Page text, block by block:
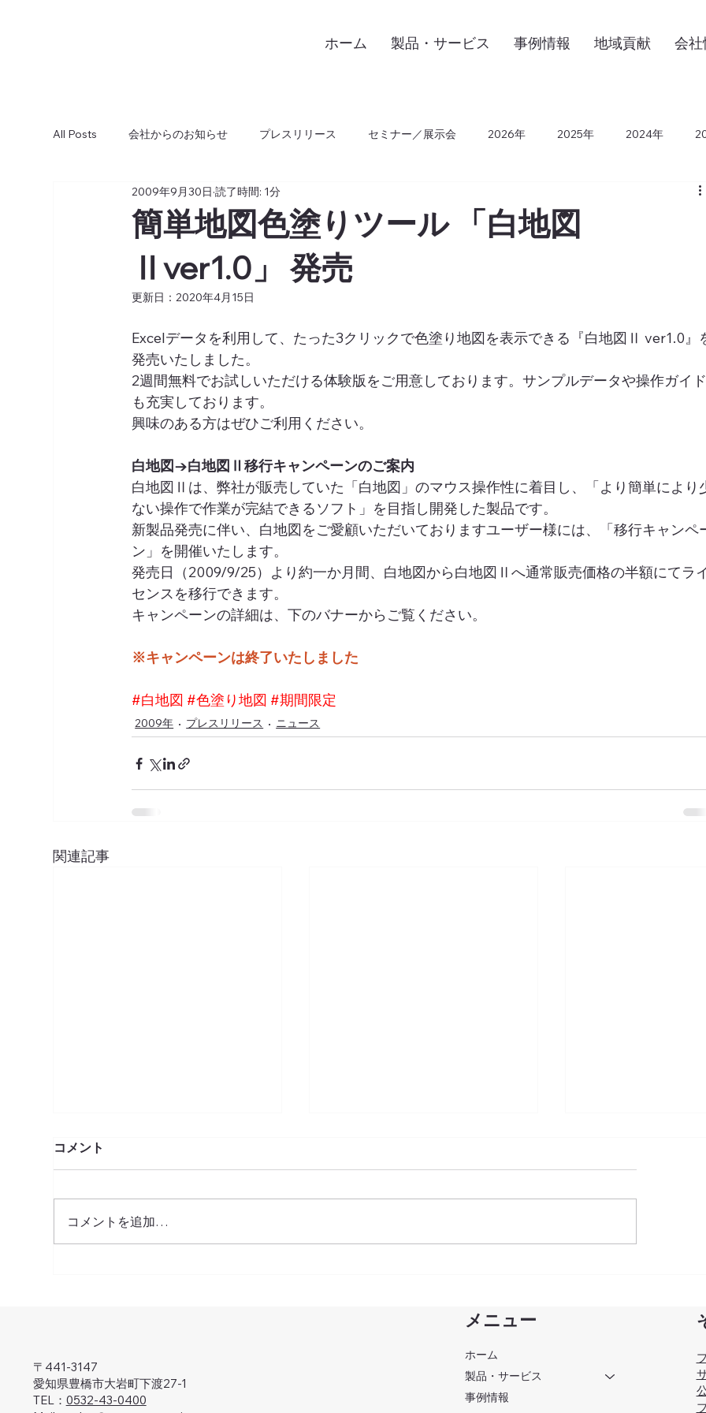
ホーム 製品・サービス 事例情報 地域貢献 会社
All Posts 会社からのお知らせ プレスリリース セミナー／展示会 2026年 2025年 2024年
2018年 2017年
ニュース 事例集 マガジン
簡単地図色塗りツール 「白地図
Ⅱver1.0」 発売
2009年9月30日 読了時間: 1分
更新日：2020年4月15日
Excelデータを利用して、たった3クリックで色塗り地図を表示できる『白地図Ⅱ ver1.0』
発売いたしました。
2週間無料でお試しいただける体験版をご用意しております。サンプルデータや操作ガイド
も充実しております。
興味のある方はぜひご利用ください。
白地図→白地図Ⅱ移行キャンペーンのご案内
白地図Ⅱは、弊社が販売していた「白地図」のマウス操作性に着目し、「より簡単により
ない操作で作業が完結できるソフト」を目指し開発した製品です。
新製品発売に伴い、白地図をご愛顧いただいておりますユーザー様には、「移行キャンペ
ン」を開催いたします。
発売日（2009/9/25）より約一か月間、白地図から白地図Ⅱへ通常販売価格の半額にてラ
センスを移行できます。
キャンペーンの詳細は、下のバナーからご覧ください。
※キャンペーンは終了いたしました
#白地図 #色塗り地図 #期間限定
2009年 プレスリリース ニュース
関連記事
コメント
コメントを追加…
〒441-3147
愛知県豊橋市大岩町下渡27-1
TEL： 0532-43-0400
メニュー
ホーム
製品・サービス
事例情報